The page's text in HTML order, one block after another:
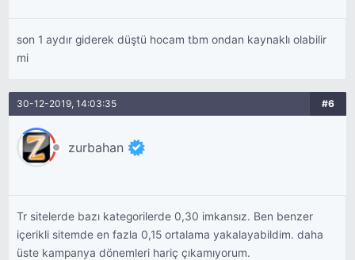
son 1 aydır giderek düştü hocam tbm ondan kaynaklı olabilir
mi
30-12-2019, 14:03:35 #6
zurbahan
Tr sitelerde bazı kategorilerde 0,30 imkansız. Ben benzer
içerikli sitemde en fazla 0,15 ortalama yakalayabildim. daha
üste kampanya dönemleri hariç çıkamıyorum.